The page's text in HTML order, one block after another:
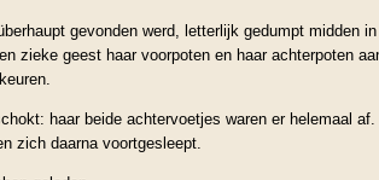
gevonden werd, letterlijk gedumpt midden
zieke geest haar voorpoten en haar achterpoten
haar beide achtervoetjes waren er helemaal
zich daarna voortgesleept.